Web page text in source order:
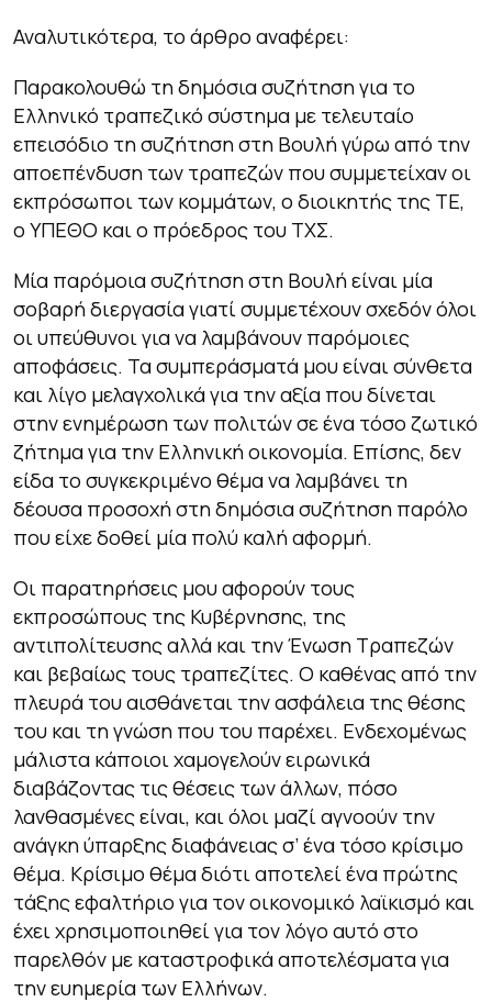
Αναλυτικότερα, το άρθρο αναφέρει:
Παρακολουθώ τη δημόσια συζήτηση για το
Ελληνικό τραπεζικό σύστημα με τελευταίο
επεισόδιο τη συζήτηση στη Βουλή γύρω από την
αποεπένδυση των τραπεζών που συμμετείχαν οι
εκπρόσωποι των κομμάτων, ο διοικητής της ΤΕ,
ο ΥΠΕΘΟ και ο πρόεδρος του ΤΧΣ.
Μία παρόμοια συζήτηση στη Βουλή είναι μία
σοβαρή διεργασία γιατί συμμετέχουν σχεδόν όλοι
οι υπεύθυνοι για να λαμβάνουν παρόμοιες
αποφάσεις. Τα συμπεράσματά μου είναι σύνθετα
και λίγο μελαγχολικά για την αξία που δίνεται
στην ενημέρωση των πολιτών σε ένα τόσο ζωτικό
ζήτημα για την Ελληνική οικονομία. Επίσης, δεν
είδα το συγκεκριμένο θέμα να λαμβάνει τη
δέουσα προσοχή στη δημόσια συζήτηση παρόλο
που είχε δοθεί μία πολύ καλή αφορμή.
Οι παρατηρήσεις μου αφορούν τους
εκπροσώπους της Κυβέρνησης, της
αντιπολίτευσης αλλά και την Ένωση Τραπεζών
και βεβαίως τους τραπεζίτες. Ο καθένας από την
πλευρά του αισθάνεται την ασφάλεια της θέσης
του και τη γνώση που του παρέχει. Ενδεχομένως
μάλιστα κάποιοι χαμογελούν ειρωνικά
διαβάζοντας τις θέσεις των άλλων, πόσο
λανθασμένες είναι, και όλοι μαζί αγνοούν την
ανάγκη ύπαρξης διαφάνειας σ’ ένα τόσο κρίσιμο
θέμα. Κρίσιμο θέμα διότι αποτελεί ένα πρώτης
τάξης εφαλτήριο για τον οικονομικό λαϊκισμό και
έχει χρησιμοποιηθεί για τον λόγο αυτό στο
παρελθόν με καταστροφικά αποτελέσματα για
την ευημερία των Ελλήνων.